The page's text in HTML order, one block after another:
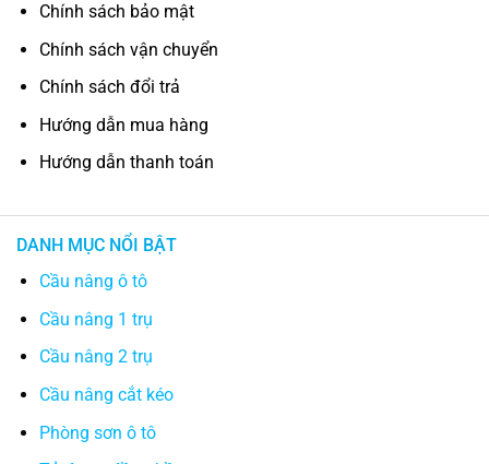
Chính sách bảo mật
Chính sách vận chuyển
Chính sách đổi trả
Hướng dẫn mua hàng
Hướng dẫn thanh toán
DANH MỤC NỔI BẬT
Cầu nâng ô tô
Cầu nâng 1 trụ
Cầu nâng 2 trụ
Cầu nâng cắt kéo
Phòng sơn ô tô